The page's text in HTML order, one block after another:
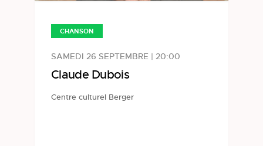
CHANSON
SAMEDI 26 SEPTEMBRE | 20:00
Claude Dubois
Centre culturel Berger